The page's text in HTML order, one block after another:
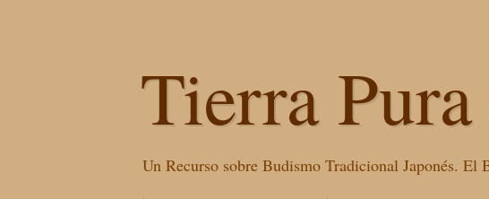
Tierra
Un Recurso sobre Budismo Tradicional Japonés.